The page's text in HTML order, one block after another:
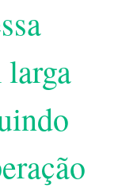
larga